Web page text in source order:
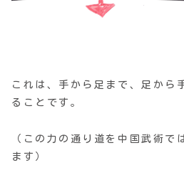
これは、手から足まで、足から
ることです。
（この力の通り道を中国武術で
ます）